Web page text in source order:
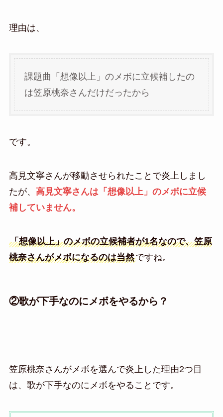
理由は、
課題曲「想像以上」のメボに立候補したの
は笠原桃奈さんだけだったから
です。
高見文寧さんが移動させられたことで炎上しまし
たが、 高見文寧さんは「想像以上」のメボに立候
補していません。
「想像以上」のメボの立候補者が1名なので、笠原
桃奈さんがメボになるのは当然ですね。
②歌が下手なのにメボをやるから？
笠原桃奈さんがメボを選んで炎上した理由2つ目
は、歌が下手なのにメボをやることです。